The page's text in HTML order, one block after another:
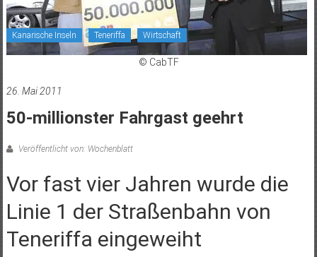
Kanarische Inseln Teneriffa Wirtschaft
© CabTF
26. Mai 2011
50-millionster Fahrgast geehrt
Veröffentlicht von: Wochenblatt
Vor fast vier Jahren wurde die
Linie 1 der Straßenbahn von
Teneriffa eingeweiht